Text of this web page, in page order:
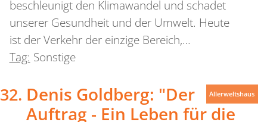
beschleunigt den Klimawandel und schadet
unserer Gesundheit und der Umwelt. Heute
ist der Verkehr der einzige Bereich,…
Tag: Sonstige
Denis Goldberg: "Der
Auftrag - Ein Leben für die
Allerweltshaus